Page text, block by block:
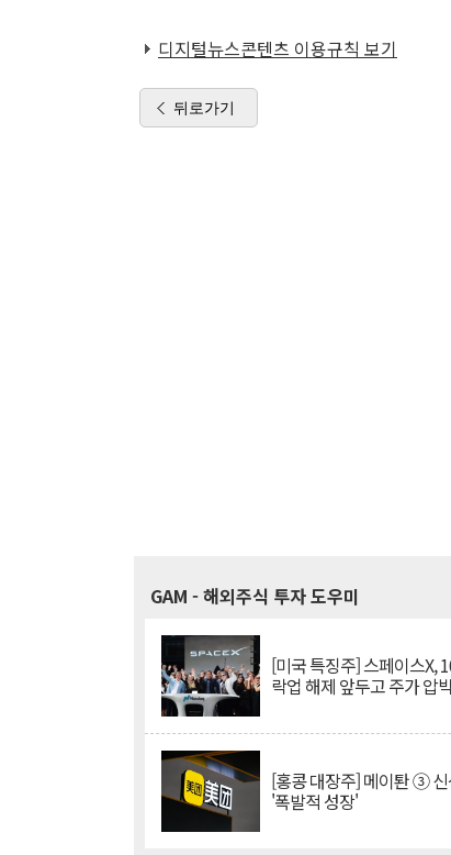
디지털뉴스콘텐츠 이용규칙 보기
뒤로가기
GAM - 해외주식 투자 도우미
[미국 특징주] 스페이스X,
락업 해제 앞두고 주가 압
[홍콩 대장주] 메이퇀 ③
'폭발적 성장'